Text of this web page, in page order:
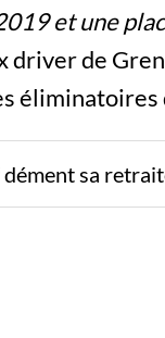
et une
driver de
sa